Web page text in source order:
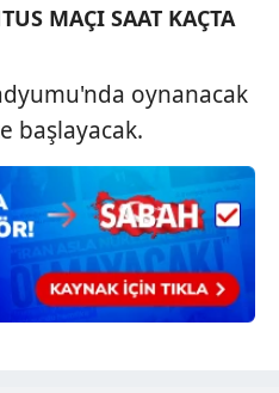
MAÇI SAAT KAÇTA
oynanacak
başlayacak.